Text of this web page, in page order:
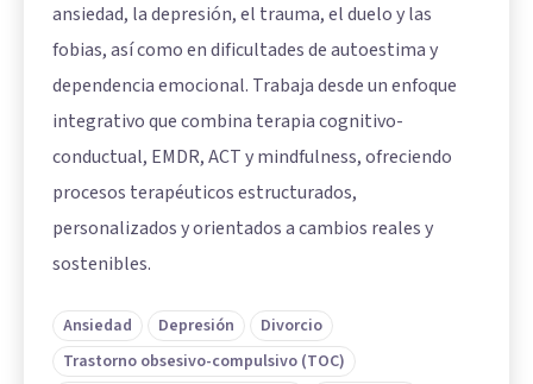
ansiedad, la depresión, el trauma, el duelo y las
fobias, así como en dificultades de autoestima y
dependencia emocional. Trabaja desde un enfoque
integrativo que combina terapia cognitivo-
conductual, EMDR, ACT y mindfulness, ofreciendo
procesos terapéuticos estructurados,
personalizados y orientados a cambios reales y
sostenibles.
Ansiedad Depresión
Divorcio
Trastorno obsesivo-compulsivo (TOC)